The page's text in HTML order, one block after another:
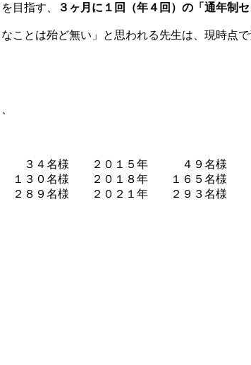
目指す、 ３ヶ月に１回（年４回）の「通年制セ
ことは殆ど無い」と思われる先生は、現時
３４名様 ２０１５年 ４９名様
３０名様 ２０１８年 １６５名様
８９名様 ２０２１年 ２９３名様